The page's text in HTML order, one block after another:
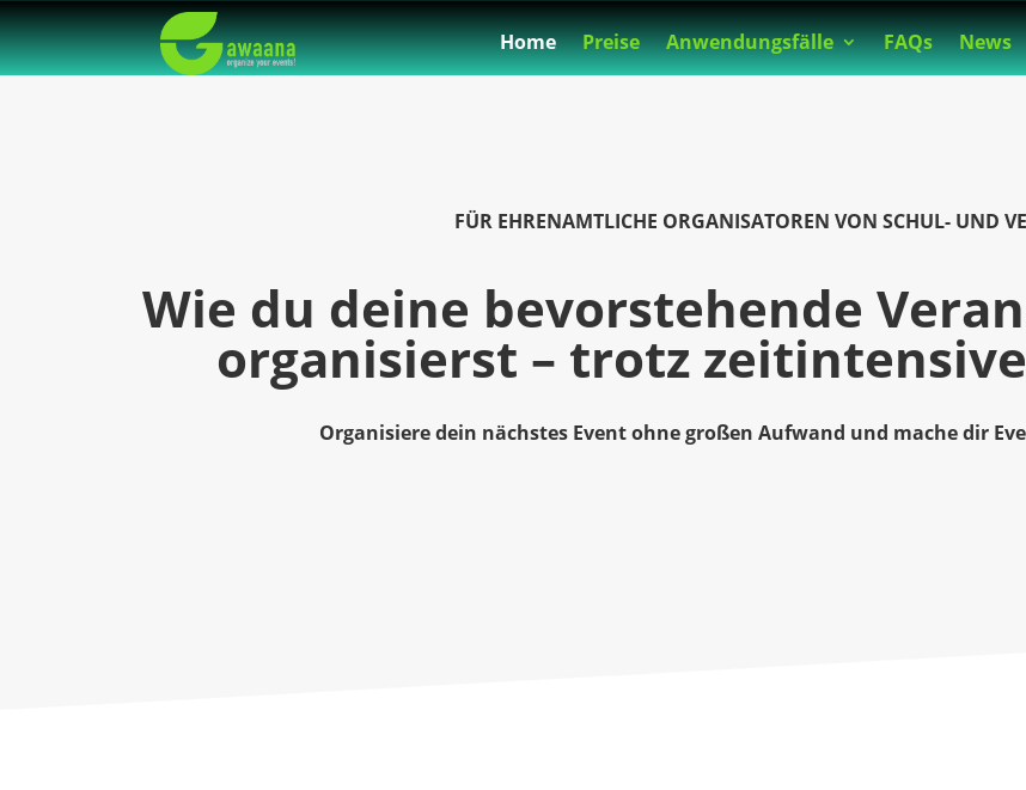
Home Preise Anwendungsfälle FAQs News
FÜR EHRENAMTLICHE ORGANISATOREN VON SCHUL- UND
Wie du deine bevorstehende
organisierst – trotz
Organisiere dein nächstes Event ohne großen Aufwand und mache dir